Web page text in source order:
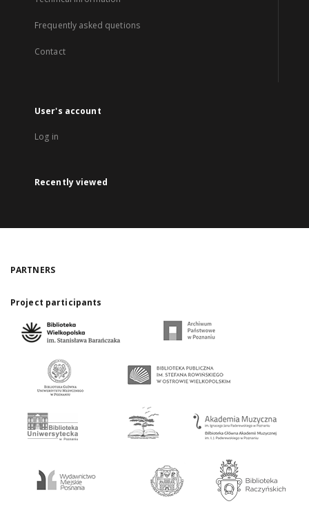
Frequently asked quetions
Contact
User's account
Log in
Recently viewed
PARTNERS
Project participants